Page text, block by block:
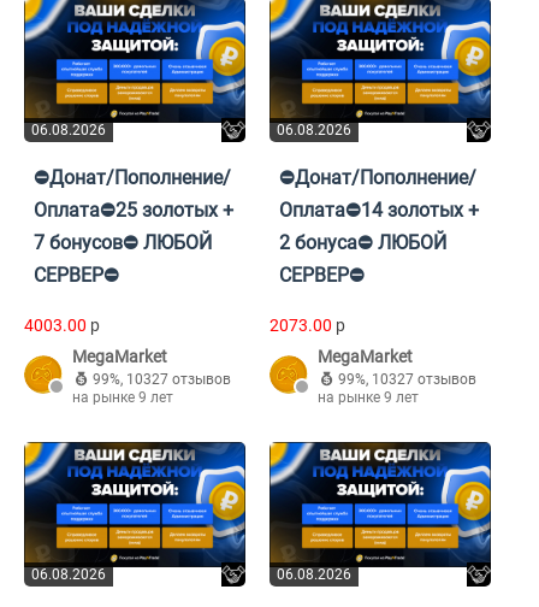
06.08.2026
⛔Донат/Пополнение/
Оплата⛔25 золотых +
7 бонусов⛔ ЛЮБОЙ
СЕРВЕР⛔
4003.00 p
MegaMarket
99%, 10327 отзывов
на рынке 9 лет
06.08.2026
⛔Донат/Пополнение/
Оплата⛔14 золотых +
2 бонуса⛔ ЛЮБОЙ
СЕРВЕР⛔
2073.00 p
MegaMarket
99%, 10327 отзывов
на рынке 9 лет
06.08.2026 06.08.2026